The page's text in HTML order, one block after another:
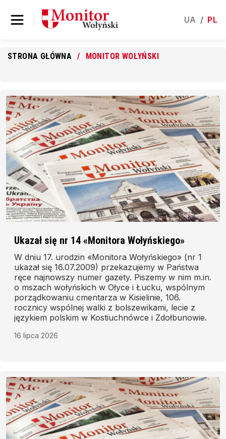
UA / PL
STRONA GŁÓWNA MONITOR WOŁYŃSKI
Ukazał się nr 14 «Monitora Wołyńskiego»
W dniu 17. urodzin «Monitora Wołyńskiego» (nr 1
ukazał się 16.07.2009) przekazujemy w Państwa
ręce najnowszy numer gazety. Piszemy w nim m.in.
o mszach wołyńskich w Ołyce i Łucku, wspólnym
porządkowaniu cmentarza w Kisielinie, 106.
rocznicy wspólnej walki z bolszewikami, lecie z
językiem polskim w Kostiuchnówce i Zdołbunowie.
16 lipca 2026